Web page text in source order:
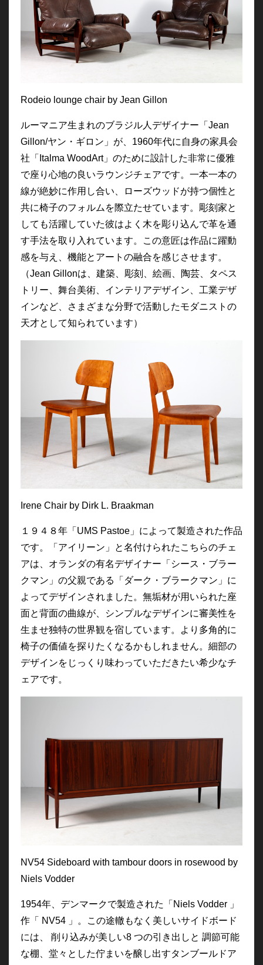
Rodeio lounge chair by Jean Gillon
ルーマニア生まれのブラジル人デザイナー「Jean
Gillon/ヤン・ギロン」が、1960年代に自身の家具会
社「Italma WoodArt」のために設計した非常に優雅
で座り心地の良いラウンジチェアです。一本一本の
線が絶妙に作用し合い、ローズウッドが持つ個性と
共に椅子のフォルムを際立たせています。彫刻家と
しても活躍していた彼はよく木を彫り込んで革を通
す手法を取り入れています。この意匠は作品に躍動
感を与え、機能とアートの融合を感じさせます。
（Jean Gillonは、 建築、彫刻、絵画、陶芸、タペス
トリー、舞台美術、インテリアデザイン、工業デザ
インなど、さまざまな分野で活動したモダニストの
天才として知られています）
Irene Chair by Dirk L. Braakman
１９４８年「UMS Pastoe」によって製造された作品
です。「アイリーン」と名付けられたこちらのチェ
アは、オランダの有名デザイナー「シース・ブラー
クマン」の父親である「ダーク・ブラークマン」に
よってデザインされました。無垢材が用いられた座
面と背面の曲線が、シンプルなデザインに審美性を
生ませ独特の世界観を宿しています。より多角的に
椅子の価値を探りたくなるかもしれません。細部の
デザインをじっくり味わっていただきたい希少なチ
ェアです。
NV54 Sideboard with tambour doors in rosewood by
Niels Vodder
1954年、デンマークで製造された「Niels Vodder 」
作「 NV54 」。この途轍もなく美しいサイドボード
には、 削り込みが美しい8 つの引き出しと 調節可能
な棚、堂々とした佇まいを醸し出すタンブールドア